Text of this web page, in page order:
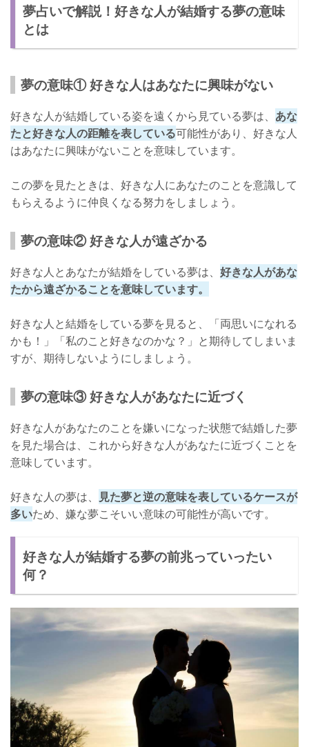
いい夢を見たときは要注意
好きな人が結婚する夢は逆夢の場合もある
いい夢を見たときは期待しないようにしよう
その後どうなった？好きな人が結婚する夢を見た人の体験談
夢占いで解説！好きな人が結婚する夢の意味
とは
夢の意味① 好きな人はあなたに興味がない
好きな人が結婚している姿を遠くから見ている夢は、 あな
たと好きな人の距離を表している可能性があり、好きな人
はあなたに興味がないことを意味しています。
この夢を見たときは、好きな人にあなたのことを意識して
もらえるように仲良くなる努力をしましょう。
夢の意味② 好きな人が遠ざかる
好きな人とあなたが結婚をしている夢は、 好きな人があな
たから遠ざかることを意味しています。
好きな人と結婚をしている夢を見ると、「両思いになれる
かも！」「私のこと好きなのかな？」と期待してしまいま
すが、期待しないようにしましょう。
夢の意味③ 好きな人があなたに近づく
好きな人があなたのことを嫌いになった状態で結婚した夢
を見た場合は、これから好きな人があなたに近づくことを
意味しています。
好きな人の夢は、
見た夢と逆の意味を表しているケースが
多いため、嫌な夢こそいい意味の可能性が高いです。
好きな人が結婚する夢の前兆っていったい
何？